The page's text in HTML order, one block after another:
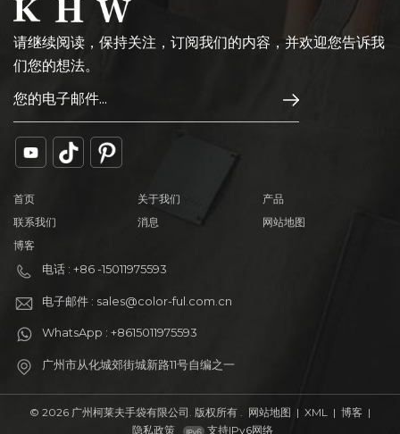
请继续阅读，保持关注，订阅我们的内容，并欢迎您告诉我
们您的想法。
首页 关于我们
产品
联系我们
消息
网站地图
博客
电话 : +86 -15011975593
电子邮件 : sales@color-ful.com.cn
WhatsApp : +8615011975593
广州市从化城郊街城新路11号自编之一
© 2026 广州柯莱夫手袋有限公司. 版权所有 . 网站地图 | XML | 博客 |
隐私政策
支持IPv6网络